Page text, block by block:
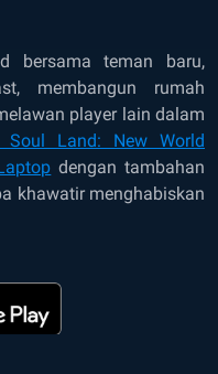
bersama teman baru,
membangun rumah
player lain dalam
Soul Land: New World
dengan tambahan
khawatir menghabiskan